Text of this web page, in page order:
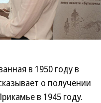
в 1950 году в
о получении
в 1945 году.